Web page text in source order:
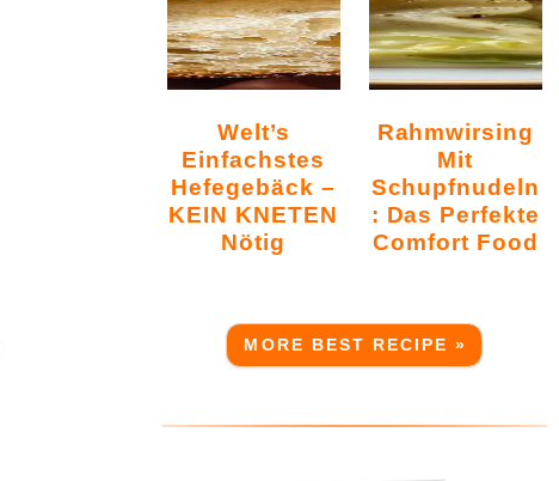
Welt’s
Einfachstes
Hefegebäck –
KEIN KNETEN
Nötig
Rahmwirsing
Mit
Schupfnudeln
: Das Perfekte
Comfort Food
MORE BEST RECIPE »